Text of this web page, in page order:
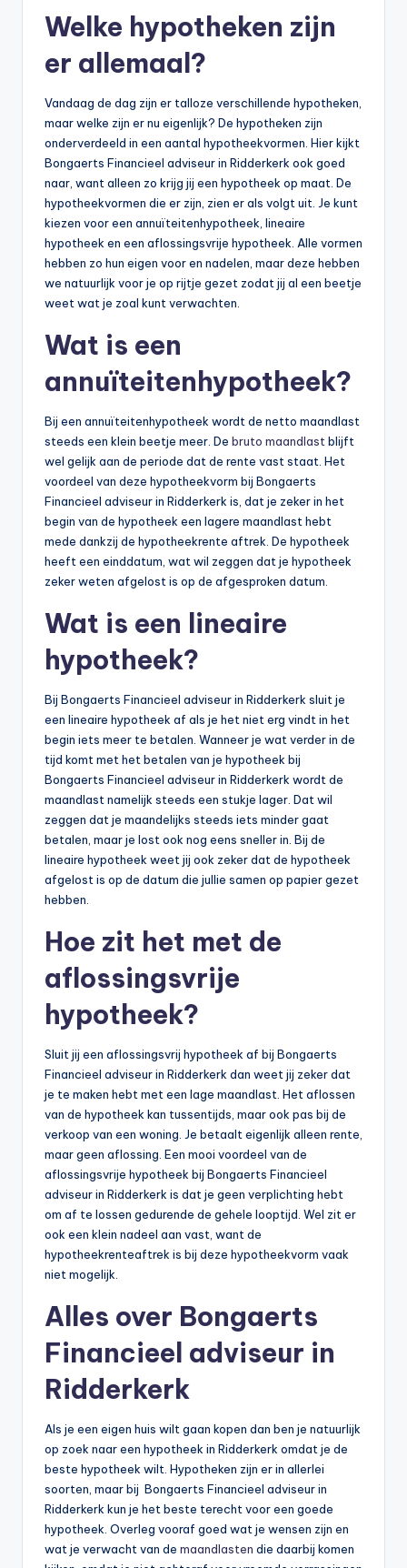
Welke hypotheken zijn
er allemaal?
Vandaag de dag zijn er talloze verschillende hypotheken,
maar welke zijn er nu eigenlijk? De hypotheken zijn
onderverdeeld in een aantal hypotheekvormen. Hier kijkt
Bongaerts Financieel adviseur in Ridderkerk ook goed
naar, want alleen zo krijg jij een hypotheek op maat. De
hypotheekvormen die er zijn, zien er als volgt uit. Je kunt
kiezen voor een annuïteitenhypotheek, lineaire
hypotheek en een aflossingsvrije hypotheek. Alle vormen
hebben zo hun eigen voor en nadelen, maar deze hebben
we natuurlijk voor je op rijtje gezet zodat jij al een beetje
weet wat je zoal kunt verwachten.
Wat is een
annuïteitenhypotheek?
Bij een annuïteitenhypotheek wordt de netto maandlast
steeds een klein beetje meer. De bruto maandlastblijft
wel gelijk aan de periode dat de rente vast staat. Het
voordeel van deze hypotheekvorm bij Bongaerts
Financieel adviseur in Ridderkerk is, dat je zeker in het
begin van de hypotheek een lagere maandlast hebt
mede dankzij de hypotheekrente aftrek. De hypotheek
heeft een einddatum, wat wil zeggen dat je hypotheek
zeker weten afgelost is op de afgesproken datum.
Wat is een lineaire
hypotheek?
Bij Bongaerts Financieel adviseur in Ridderkerk sluit je
een lineaire hypotheek af als je het niet erg vindt in het
begin iets meer te betalen. Wanneer je wat verder in de
tijd komt met het betalen van je hypotheek bij
Bongaerts Financieel adviseur in Ridderkerk wordt de
maandlast namelijk steeds een stukje lager. Dat wil
zeggen dat je maandelijks steeds iets minder gaat
betalen, maar je lost ook nog eens sneller in. Bij de
lineaire hypotheek weet jij ook zeker dat de hypotheek
afgelost is op de datum die jullie samen op papier gezet
hebben.
Hoe zit het met de
aflossingsvrije
hypotheek?
Sluit jij een aflossingsvrij hypotheek af bij Bongaerts
Financieel adviseur in Ridderkerk dan weet jij zeker dat
je te maken hebt met een lage maandlast. Het aflossen
van de hypotheek kan tussentijds, maar ook pas bij de
verkoop van een woning. Je betaalt eigenlijk alleen rente,
maar geen aflossing. Een mooi voordeel van de
aflossingsvrije hypotheek bij Bongaerts Financieel
adviseur in Ridderkerk is dat je geen verplichting hebt
om af te lossen gedurende de gehele looptijd. Wel zit er
ook een klein nadeel aan vast, want de
hypotheekrenteaftrek is bij deze hypotheekvorm vaak
niet mogelijk.
Alles over Bongaerts
Financieel adviseur in
Ridderkerk
Als je een eigen huis wilt gaan kopen dan ben je natuurlijk
op zoek naar een hypotheek in Ridderkerk omdat je de
beste hypotheek wilt. Hypotheken zijn er in allerlei
soorten, maar bij Bongaerts Financieel adviseur in
Ridderkerk kun je het beste terecht voor een goede
hypotheek. Overleg vooraf goed wat je wensen zijn en
wat je verwacht van de maandlasten die daarbij komen